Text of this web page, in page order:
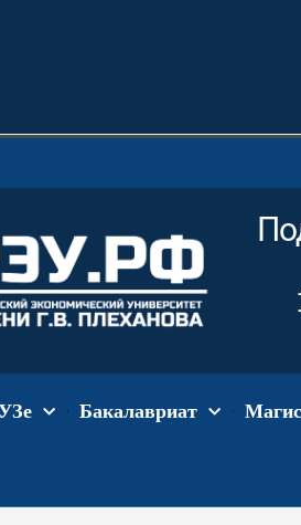
Бакалавриат